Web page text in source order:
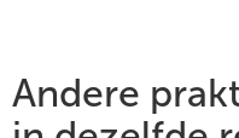
Andere